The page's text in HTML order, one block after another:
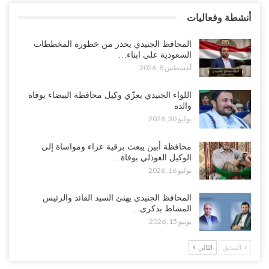
بتعقيد المشهد في المهرة..!
أغسطس 6, 2026
في أحياء المكلا بالتزامن مع العصيان المدني..!
أغسطس 6, 2026
للسعودية بشأن النفط..!
أغسطس 6, 2026
“تقرير“| عرب جورنال: استقالة مدير مكتب العليمي.. هل دخلت سلطة
الرئاسي مرحلة التفكك المؤسسي..!
أغسطس 5, 2026
حضرموت على حافة الانفجار.. اشتباكات قبلية مع فصائل سعودية
أنشطة وفعاليات
المحافظ الجنيدي يحذر من خطورة المخططات
السعودية على ابناء…
أغسطس 8, 2026
اللواء الجنيدي يعزّي وكيل محافظة الببضاء بوفاة
والده
يوليو 30, 2026
محافظة أبين يبعث برقية عزاء ومواساة إلى
الوكيل العوذلي بوفاة…
يوليو 16, 2026
المحافظ الجنيدي يهنئ السيد القائد والرئيس
المشاط بذكرى…
يونيو 15, 2026
السابق التالي